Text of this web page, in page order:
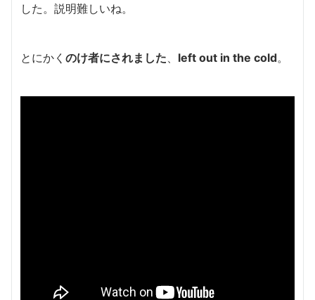
した。説明難しいね。
とにかく のけ者にされました left out in the cold。